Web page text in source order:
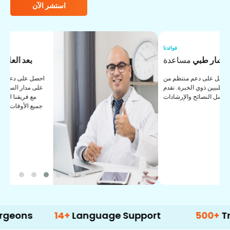
استشر الآن
مساعدة
احصل على دعم منتظم من
مستشارينا الطبيين ذوي الخبرة. نقدم
14+Language Support 500+